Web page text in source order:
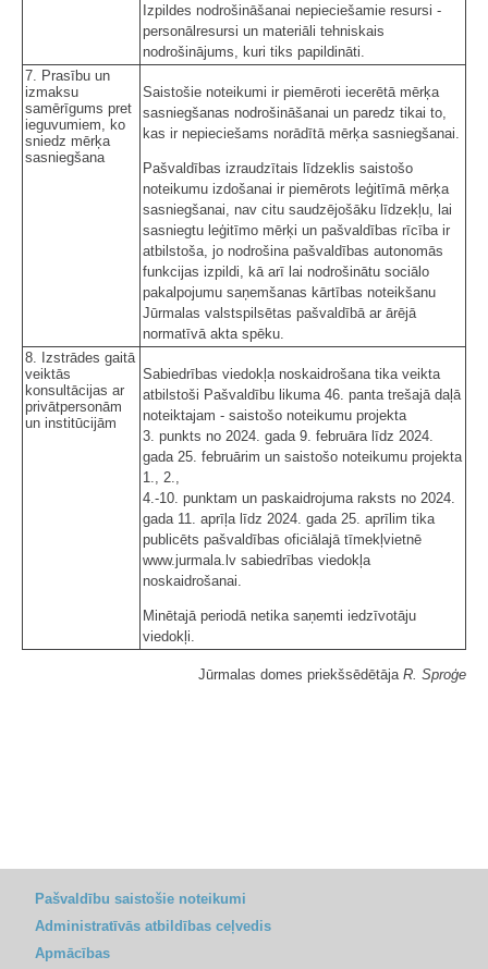
Izpildes nodrošināšanai nepieciešamie resursi -
personālresursi un materiāli tehniskais
nodrošinājums, kuri tiks papildināti.
7. Prasību un
izmaksu
samērīgums pret
ieguvumiem, ko
sniedz mērķa
sasniegšana
Saistošie noteikumi ir piemēroti iecerētā mērķa
sasniegšanas nodrošināšanai un paredz tikai to,
kas ir nepieciešams norādītā mērķa sasniegšanai.
Pašvaldības izraudzītais līdzeklis saistošo
noteikumu izdošanai ir piemērots leģitīmā mērķa
sasniegšanai, nav citu saudzējošāku līdzekļu, lai
sasniegtu leģitīmo mērķi un pašvaldības rīcība ir
atbilstoša, jo nodrošina pašvaldības autonomās
funkcijas izpildi, kā arī lai nodrošinātu sociālo
pakalpojumu saņemšanas kārtības noteikšanu
Jūrmalas valstspilsētas pašvaldībā ar ārējā
normatīvā akta spēku.
8. Izstrādes gaitā
veiktās
konsultācijas ar
privātpersonām
un institūcijām
Sabiedrības viedokļa noskaidrošana tika veikta
atbilstoši Pašvaldību likuma 46. panta trešajā daļā
noteiktajam - saistošo noteikumu projekta
3. punkts no 2024. gada 9. februāra līdz 2024.
gada 25. februārim un saistošo noteikumu projekta
1., 2.,
4.-10. punktam un paskaidrojuma raksts no 2024.
gada 11. aprīļa līdz 2024. gada 25. aprīlim tika
publicēts pašvaldības oficiālajā tīmekļvietnē
www.jurmala.lv sabiedrības viedokļa
noskaidrošanai.
Minētajā periodā netika saņemti iedzīvotāju
viedokļi.
Jūrmalas domes priekšsēdētāja R. Sproģe
Pašvaldību saistošie noteikumi
Administratīvās atbildības ceļvedis
Apmācības